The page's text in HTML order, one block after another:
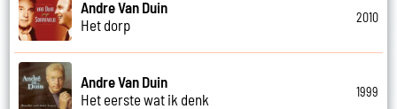
Andre Van Duin
Het dorp
2010
Andre Van Duin
Het eerste wat ik denk
1999